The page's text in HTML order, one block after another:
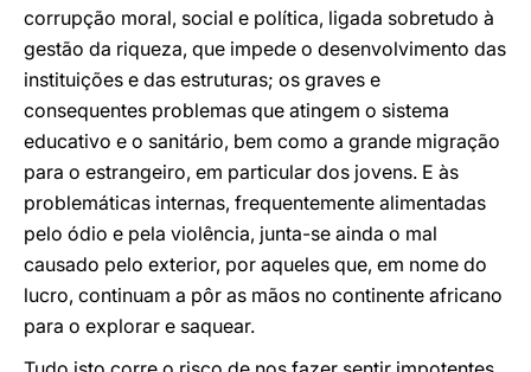
corrupção moral, social e política, ligada sobretudo à
gestão da riqueza, que impede o desenvolvimento das
instituições e das estruturas; os graves e
consequentes problemas que atingem o sistema
educativo e o sanitário, bem como a grande migração
para o estrangeiro, em particular dos jovens. E às
problemáticas internas, frequentemente alimentadas
pelo ódio e pela violência, junta-se ainda o mal
causado pelo exterior, por aqueles que, em nome do
lucro, continuam a pôr as mãos no continente africano
para o explorar e saquear.